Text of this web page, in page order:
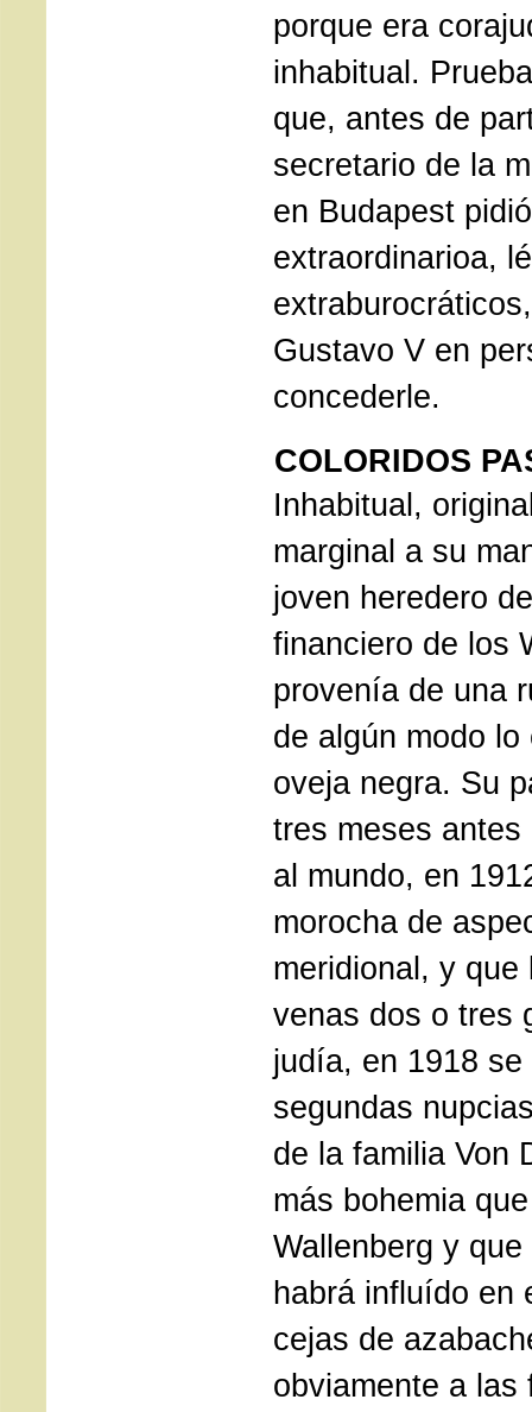
porque era
inhabitual.
que, antes de
secretario de la
en Budapest
extraordinarioa,
Gustavo V en
concederle.
COLORIDOS
Inhabitual,
marginal a su
joven heredero
financiero de los
provenía de una
de algún modo
oveja negra. Su
tres meses
al mundo, en
morocha de
meridional, y
venas dos o tres
judía, en 1918
segundas
de la familia Von
más bohemia
Wallenberg y
habrá influído en
cejas de
obviamente a las